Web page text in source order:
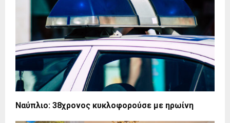
Ναύπλιο: 38χρονος κυκλοφορούσε με ηρωίνη